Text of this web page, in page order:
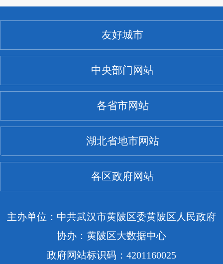
友好城市
中央部门网站
各省市网站
湖北省地市网站
各区政府网站
主办单位：中共武汉市黄陂区委黄陂区人民政府
协办：黄陂区大数据中心
政府网站标识码：4201160025